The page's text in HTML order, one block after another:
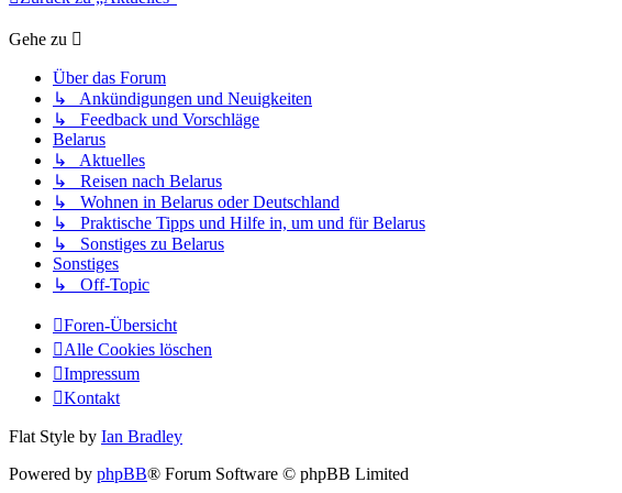
Gehe zu
Über das Forum
↳ Ankündigungen und Neuigkeiten
↳ Feedback und Vorschläge
Belarus
↳ Aktuelles
↳ Reisen nach Belarus
↳ Wohnen in Belarus oder Deutschland
↳ Praktische Tipps und Hilfe in, um und für Belarus
↳ Sonstiges zu Belarus
Sonstiges
↳ Off-Topic
Foren-Übersicht
Alle Cookies löschen
Impressum
Kontakt
Flat Style by Ian Bradley
Powered by phpBB® Forum Software © phpBB Limited